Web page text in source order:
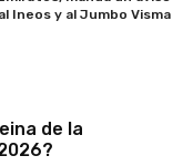
al Ineos y al Jumbo Visma
de la